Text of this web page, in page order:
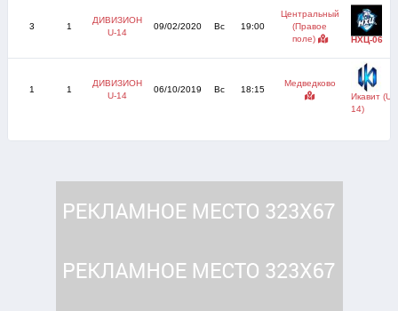
3 1
ДИВИЗИОН
U-14
09/02/2020 Вс 19:00
Центральный
(Правое
поле)
НХЦ-06
1 1
ДИВИЗИОН
U-14
06/10/2019 Вс 18:15
Медведково
Икавит (U-
14)